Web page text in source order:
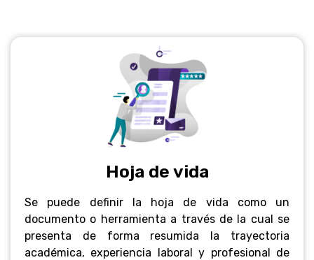
Hoja de vida
Se puede definir la hoja de vida como un
documento o herramienta a través de la cual se
presenta de forma resumida la trayectoria
académica, experiencia laboral y profesional de